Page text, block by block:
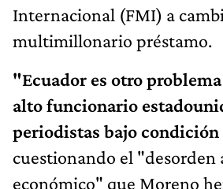
Internacional (FMI) a
multimillonario préstamo.
"Ecuador es otro
alto funcionario
periodistas bajo
cuestionando el
económico" que Moreno